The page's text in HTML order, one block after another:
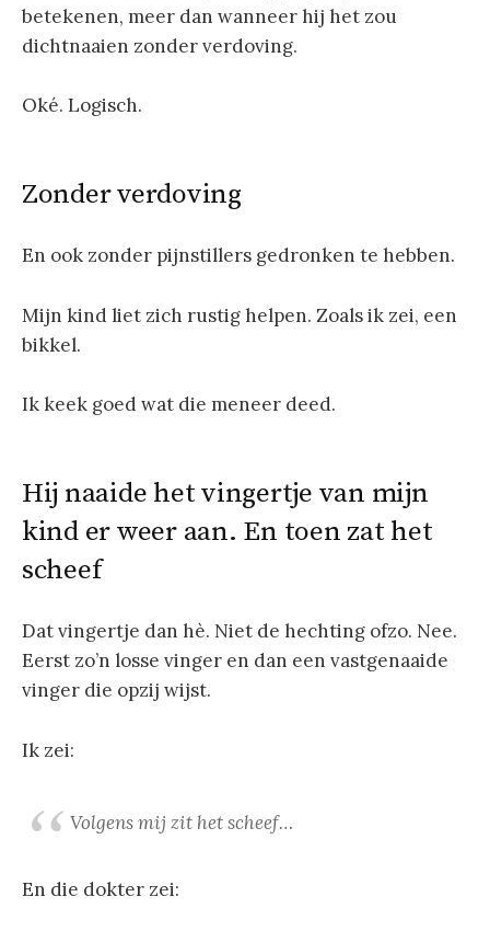
betekenen, meer dan wanneer hij het zou
dichtnaaien zonder verdoving.
Oké. Logisch.
Zonder verdoving
En ook zonder pijnstillers gedronken te hebben.
Mijn kind liet zich rustig helpen. Zoals ik zei, een
bikkel.
Ik keek goed wat die meneer deed.
Hij naaide het vingertje van mijn
kind er weer aan. En toen zat het
scheef
Dat vingertje dan hè. Niet de hechting ofzo. Nee.
Eerst zo’n losse vinger en dan een vastgenaaide
vinger die opzij wijst.
Ik zei:
Volgens mij zit het scheef…
En die dokter zei: